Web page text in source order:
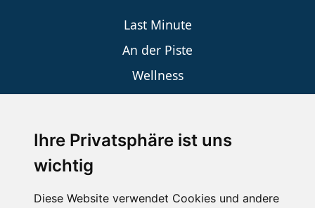
Ihre Privatsphäre ist uns
wichtig
Diese Website verwendet Cookies und andere
Last Minute
An der Piste
Wellness
SCHNEEHÖHEN SKI APP
Die Schneehoehen Ski APP für iOS und Android - Ein
Muss für alle Wintersportler und Schneefreaks!